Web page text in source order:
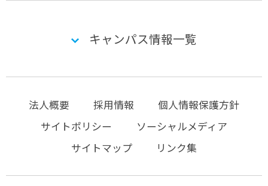
キャンパス情報一覧
法人概要 採用情報
個人情報保護方針
サイトポリシー
ソーシャルメディア
サイトマップ
リンク集